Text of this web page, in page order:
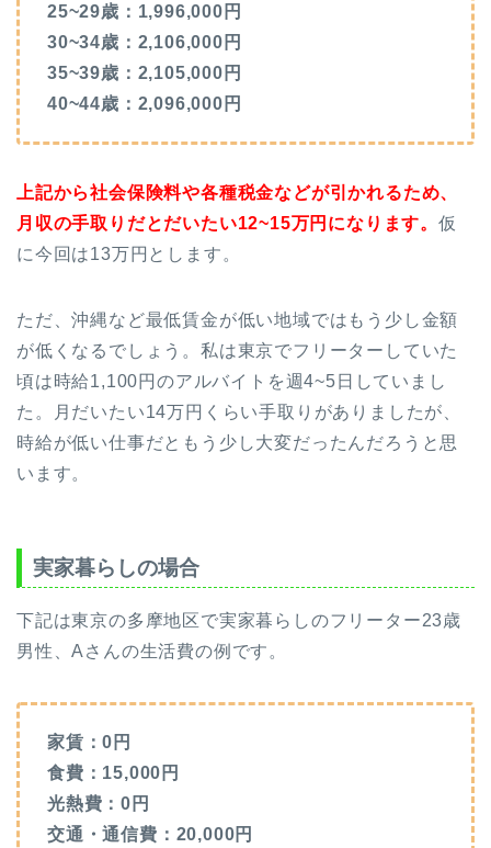
25~29歳：1,996,000円
30~34歳：2,106,000円
35~39歳：2,105,000円
40~44歳：2,096,000円
上記から社会保険料や各種税金などが引かれるため、
月収の手取りだとだいたい12~15万円になります。 仮
に今回は13万円とします。
ただ、沖縄など最低賃金が低い地域ではもう少し金額
が低くなるでしょう。私は東京でフリーターしていた
頃は時給1,100円のアルバイトを週4~5日していまし
た。月だいたい14万円くらい手取りがありましたが、
時給が低い仕事だともう少し大変だったんだろうと思
います。
実家暮らしの場合
下記は東京の多摩地区で実家暮らしのフリーター23歳
男性、Aさんの生活費の例です。
家賃：0円
食費：15,000円
光熱費：0円
交通・通信費：20,000円